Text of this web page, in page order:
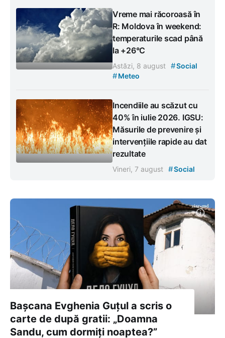
Vreme mai răcoroasă în
R: Moldova în weekend:
temperaturile scad până
la +26°C
Astăzi, 8 august #Social
#Meteo
Incendiile au scăzut cu
40% în iulie 2026. IGSU:
Măsurile de prevenire și
intervențiile rapide au dat
rezultate
Vineri, 7 august #Social
Bașcana Evghenia Guțul a scris o
carte de după gratii: „Doamna
Sandu, cum dormiți noaptea?”